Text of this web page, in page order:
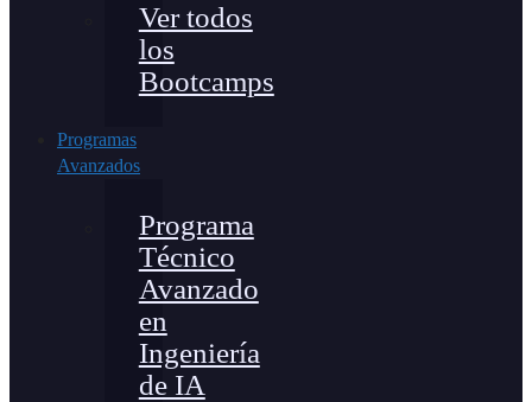
Ver todos
los
Bootcamps
Programas
Avanzados
Programa
Técnico
Avanzado
en
Ingeniería
de IA